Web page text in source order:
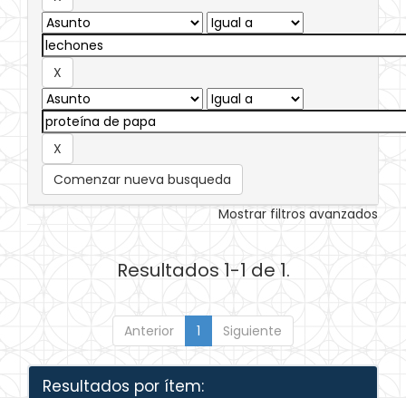
Comenzar nueva busqueda
Mostrar filtros avanzados
Resultados 1-1 de 1.
Anterior 1 Siguiente
Resultados por ítem: